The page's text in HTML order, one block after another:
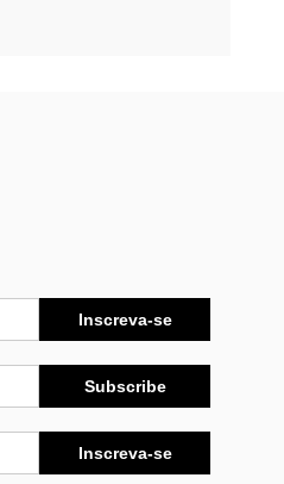
Inscreva-se
Subscribe
Inscreva-se